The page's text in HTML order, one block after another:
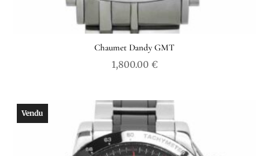
Chaumet Dandy GMT
1,800.00 €
Vendu